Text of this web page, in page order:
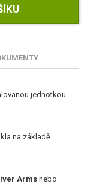
jednotkou
na základě
Arms nebo